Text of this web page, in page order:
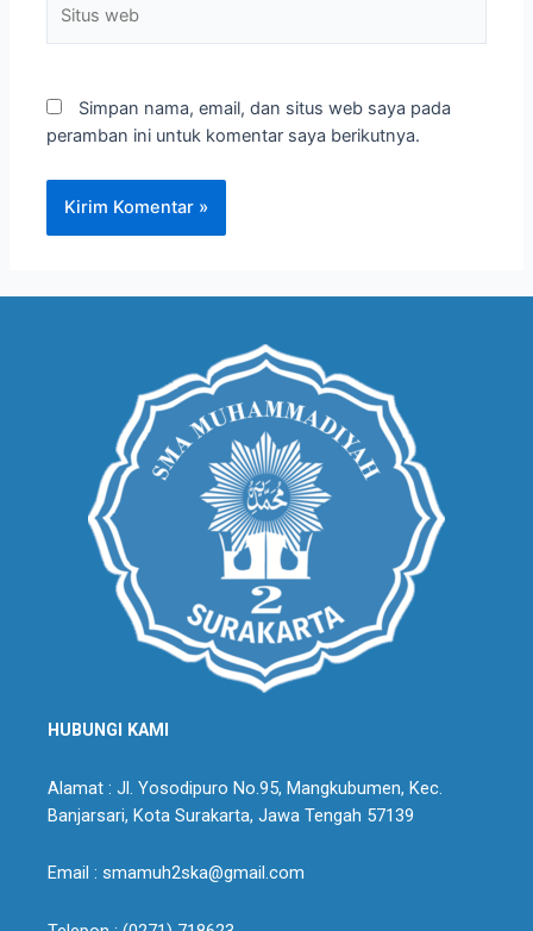
Simpan nama, email, dan situs web saya pada
peramban ini untuk komentar saya berikutnya.
HUBUNGI KAMI
Alamat : Jl. Yosodipuro No.95, Mangkubumen, Kec.
Banjarsari, Kota Surakarta, Jawa Tengah 57139
Email : smamuh2ska@gmail.com